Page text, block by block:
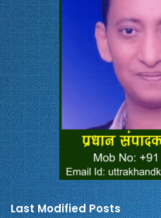
Last Modified Posts